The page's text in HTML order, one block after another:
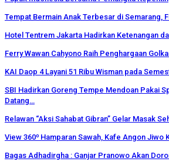
Tempat Bermain Anak Terbesar di Semarang,
Hotel Tentrem Jakarta Hadirkan Ketenangan
Ferry Wawan Cahyono Raih Penghargaan
KAI Daop 4 Layani 51 Ribu Wisman pada
SBI Hadirkan Goreng Tempe Mendoan Pakai
Datang…
Relawan “Aksi Sahabat Gibran” Gelar Masak
View 360⁰ Hamparan Sawah, Kafe Angon Jiwo
Bagas Adhadirgha : Ganjar Pranowo Akan